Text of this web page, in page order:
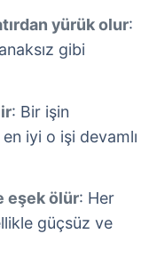
yürük olur:
gibi
: Bir işin
iyi o işi devamlı
eşek ölür: Her
güçsüz ve